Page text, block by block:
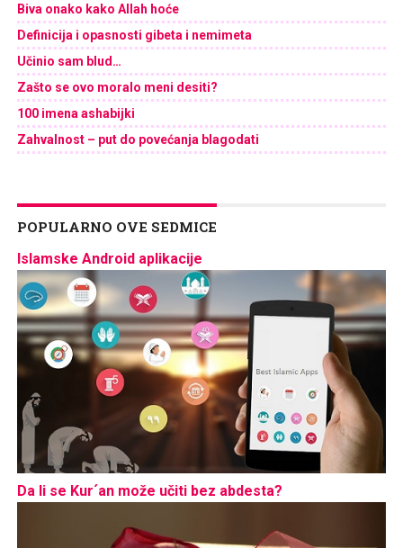
Biva onako kako Allah hoće
Definicija i opasnosti gibeta i nemimeta
Učinio sam blud…
Zašto se ovo moralo meni desiti?
100 imena ashabijki
Zahvalnost – put do povećanja blagodati
POPULARNO OVE SEDMICE
Islamske Android aplikacije
Da li se Kur´an može učiti bez abdesta?